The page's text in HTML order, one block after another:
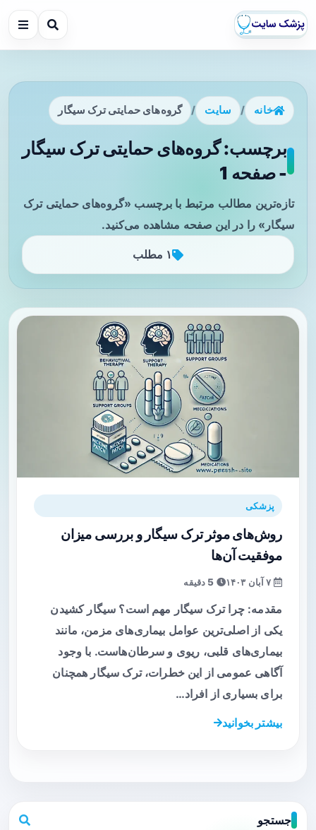
خانه / سایت / گروه‌های حمایتی ترک سیگار
برچسب: گروه‌های حمایتی ترک سیگار
- صفحه 1
تازه‌ترین مطالب مرتبط با برچسب «گروه‌های حمایتی ترک
سیگار» را در این صفحه مشاهده می‌کنید.
۱ مطلب
پزشکی
روش‌های موثر ترک سیگار و بررسی میزان
موفقیت آن‌ها
مقدمه: چرا ترک سیگار مهم است؟ سیگار کشیدن
یکی از اصلی‌ترین عوامل بیماری‌های مزمن، مانند
بیماری‌های قلبی، ریوی و سرطان‌هاست. با وجود
آگاهی عمومی از این خطرات، ترک سیگار همچنان
برای بسیاری از افراد…
بیشتر بخوانید
جستجو